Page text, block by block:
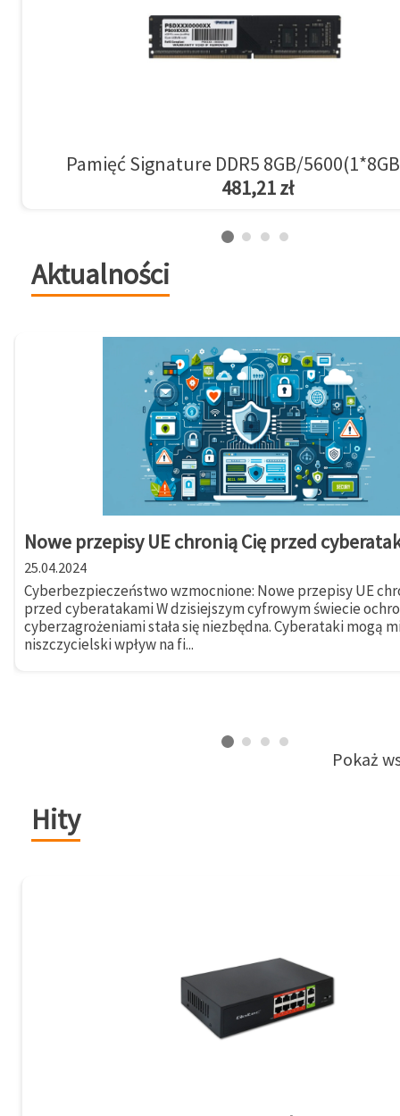
Pamięć Signature DDR5 8GB/
481,21 zł
Aktualności
Nowe przepisy UE chronią Cię przed
25.04.2024
Cyberbezpieczeństwo wzmocnione: Nowe przepisy UE
przed cyberatakami W dzisiejszym cyfrowym świecie
cyberzagrożeniami stała się niezbędna. Cyberataki mogą
niszczycielski wpływ na fi...
Pokaż
Hity